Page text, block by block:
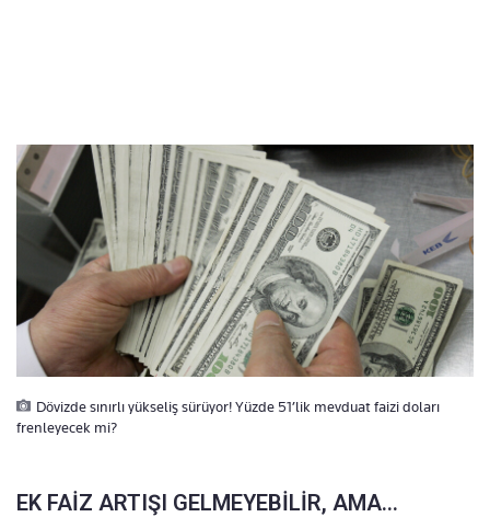
Dövizde sınırlı yükseliş sürüyor! Yüzde 51’lik mevduat faizi doları
frenleyecek mi?
EK FAİZ ARTIŞI GELMEYEBİLİR, AMA…